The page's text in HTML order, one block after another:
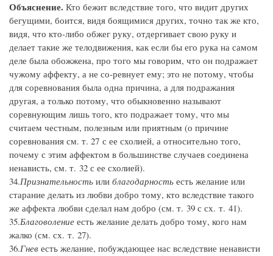
Объяснение. Кто бежит вследствие того, что видит других
бегущими, боится, видя боящимися других, точно так же кто,
видя, что кто-либо обжег руку, отдергивает свою руку и
делает такие же телодвижения, как если бы его рука на самом
деле была обожжена, про того мы говорим, что он подражает
чужому аффекту, а не со‑ревнует ему; это не потому, чтобы
для соревнования была одна причина, а для подражания
другая, а только потому, что обыкновенно называют
соревнующим лишь того, кто подражает тому, что мы
считаем честным, полезным или приятным (о причине
соревнования см. т. 27 с ее схолией, а относительно того,
почему с этим аффектом в большинстве случаев соединена
ненависть, см. т. 32 с ее схолией).
34.Признательность или благодарность есть желание или
старание делать из любви добро тому, кто вследствие такого
же аффекта любви сделал нам добро (см. т. 39 с сх. т. 41).
35.Благоволение есть желание делать добро тому, кого нам
жалко (см. сх. т. 27).
36.Гнев есть желание, побуждающее нас вследствие ненависти